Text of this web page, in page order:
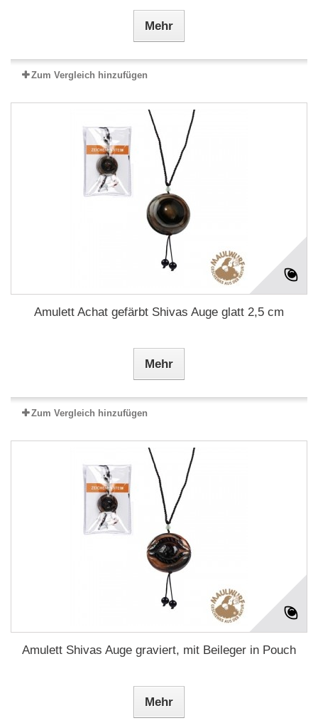
Mehr
Zum Vergleich hinzufügen
Amulett Achat gefärbt Shivas Auge glatt 2,5 cm
Mehr
Zum Vergleich hinzufügen
Amulett Shivas Auge graviert, mit Beileger in Pouch
Mehr